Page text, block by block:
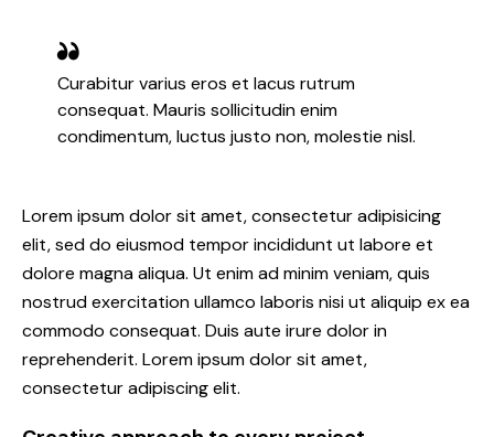
Curabitur varius eros et lacus rutrum
consequat. Mauris sollicitudin enim
condimentum, luctus justo non, molestie nisl.
Lorem ipsum dolor sit amet, consectetur adipisicing
elit, sed do eiusmod tempor incididunt ut labore et
dolore magna aliqua. Ut enim ad minim veniam, quis
nostrud exercitation ullamco laboris nisi ut aliquip ex ea
commodo consequat. Duis aute irure dolor in
reprehenderit. Lorem ipsum dolor sit amet,
consectetur adipiscing elit.